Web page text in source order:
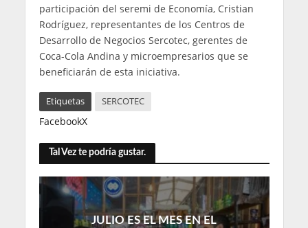
participación del seremi de Economía, Cristian
Rodríguez, representantes de los Centros de
Desarrollo de Negocios Sercotec, gerentes de
Coca-Cola Andina y microempresarios que se
beneficiarán de esta iniciativa.
Etiquetas SERCOTEC
FacebookX
Tal Vez te podría gustar.
JULIO ES EL MES EN EL